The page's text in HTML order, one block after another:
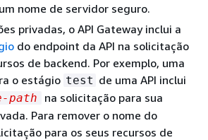
nome de servidor seguro.
privadas, o API Gateway inclui a
do endpoint da API na solicitação
de backend. Por exemplo, uma
o estágio test de uma API inclui
path
na solicitação para sua
Para remover o nome do
para os seus recursos de